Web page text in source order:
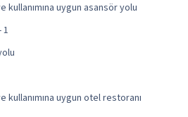
kullanımına uygun asansör yolu
1
kullanımına uygun otel restoranı